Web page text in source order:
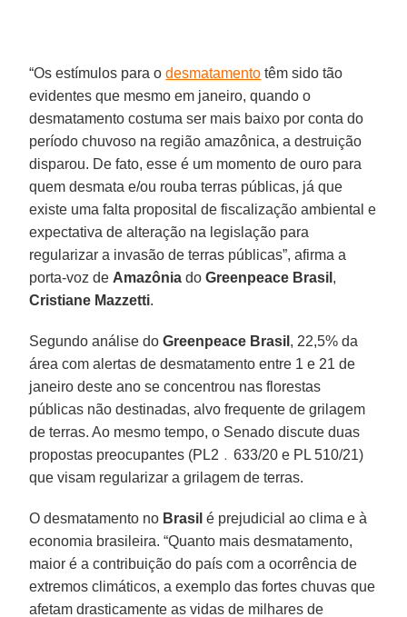
“Os estímulos para odesmatamento têm sido tão
evidentes que mesmo em janeiro, quando o
desmatamento costuma ser mais baixo por conta do
período chuvoso na região amazônica, a destruição
disparou. De fato, esse é um momento de ouro para
quem desmata e/ou rouba terras públicas, já que
existe uma falta proposital de fiscalização ambiental e
expectativa de alteração na legislação para
regularizar a invasão de terras públicas”, afirma a
porta-voz de Amazônia doGreenpeace Brasil ,
Cristiane Mazzetti.
Segundo análise doGreenpeace Brasil , 22,5% da
área com alertas de desmatamento entre 1 e 21 de
janeiro deste ano se concentrou nas florestas
públicas não destinadas, alvo frequente de grilagem
de terras. Ao mesmo tempo, o Senado discute duas
propostas preocupantes (PL2﹒633/20 e PL 510/21)
que visam regularizar a grilagem de terras.
O desmatamento no Brasil é prejudicial ao clima e à
economia brasileira. “Quanto mais desmatamento,
maior é a contribuição do país com a ocorrência de
extremos climáticos, a exemplo das fortes chuvas que
afetam drasticamente as vidas de milhares de